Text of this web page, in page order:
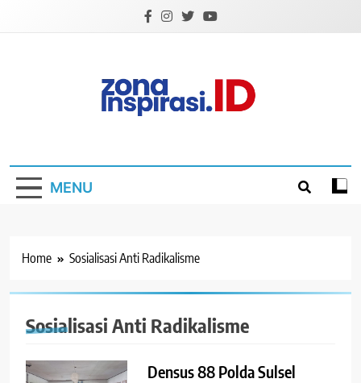
MENU
Home Sosialisasi Anti Radikalisme
Sosialisasi Anti Radikalisme
Densus 88 Polda Sulsel